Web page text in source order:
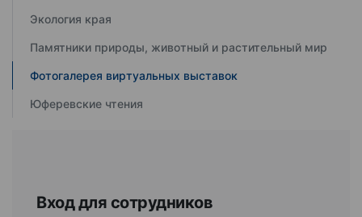
Экология края
Памятники природы, животный и растительный мир
Фотогалерея виртуальных выставок
Юферевские чтения
Вход для сотрудников